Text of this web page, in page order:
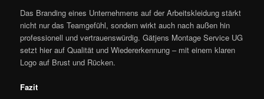
Das Branding eines Unternehmens auf der Arbeitskleidung stärkt
nicht nur das Teamgefühl, sondern wirkt auch nach außen hin
professionell und vertrauenswürdig. Gätjens Montage Service UG
setzt hier auf Qualität und Wiedererkennung – mit einem klaren
Logo auf Brust und Rücken.
Fazit